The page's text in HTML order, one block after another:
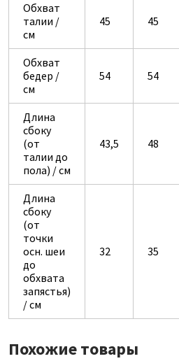
Обхват
талии /
см
45 45
Обхват
бедер /
см
54 54
Длина
сбоку
(от
талии до
пола) / см
43,5 48
Длина
сбоку
(от
точки
осн. шеи
до
обхвата
запястья)
/ см
32 35
Похожие товары